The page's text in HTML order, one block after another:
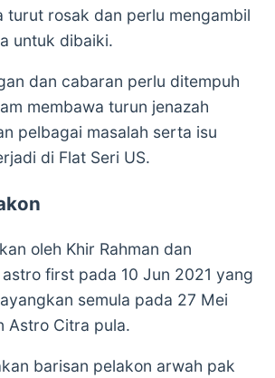
turut rosak dan perlu mengambil
untuk dibaiki.
dan cabaran perlu ditempuh
membawa turun jenazah
pelbagai masalah serta isu
di Flat Seri US.
oleh Khir Rahman dan
first pada 10 Jun 2021 yang
semula pada 27 Mei
Astro Citra pula.
barisan pelakon arwah pak